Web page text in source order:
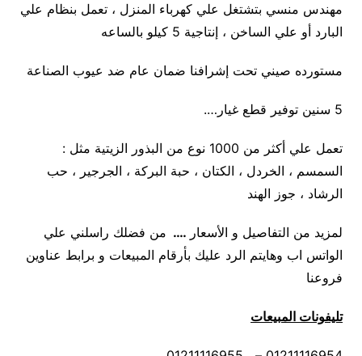
مهندس منسي بتشتغل علي كهرباء المنزل ، تعمل بنظام علي
البارد أو علي الساخن ، إنتاجية 5 كيلو بالساعه
مستورده صيني تحت إشرافنا ضمان عام ضد عيوب الصناعة
5 سنين توفير قطع غيار….
تعمل علي أكثر من 1000 نوع من البذور الزيتية مثل :
السمسم ، الخردل ، الكتان ، حبة البركة ، الجرجير ، حب
الرشاد ، جوز الهند
لمزيد من التفاصيل و الأسعار …. من فضلك راسلني علي
الواتس اب وهايتم الرد عليك بأرقام المبيعات و برابط عناوين
فروعنا
تليفونات المبيعات